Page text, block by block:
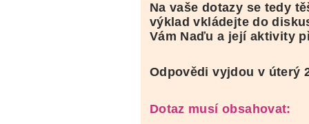
Na vaše dotazy se tedy
výklad vkládejte do
Vám Naďu a její aktivity
Odpovědi vyjdou v úterý
Dotaz musí obsahovat: